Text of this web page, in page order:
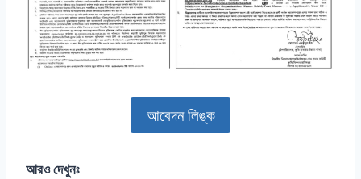
আবেদন লিঙ্ক
আরও দেখুনঃ